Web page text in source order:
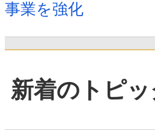
事業を強化
新着のトピッ